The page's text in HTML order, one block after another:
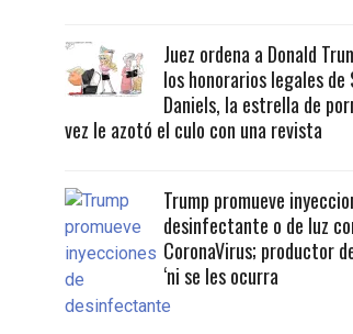
Juez ordena a Donald
los honorarios legales de
Daniels, la estrella de
vez le azotó el culo con una revista
Trump promueve
desinfectante o de luz
CoronaVirus; productor
‘ni se les ocurra